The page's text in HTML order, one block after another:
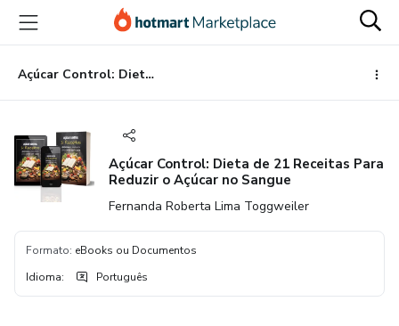
para
conteúdo
principal
para
pagamento
para
rodapé
Açúcar Control: Dieta de 21 Receitas Para Reduzir o Açúcar no Sangue
Açúcar Control: Dieta de 21 Receitas Para
Reduzir o Açúcar no Sangue
Fernanda Roberta Lima Toggweiler
Formato: eBooks ou Documentos
Idioma: Português